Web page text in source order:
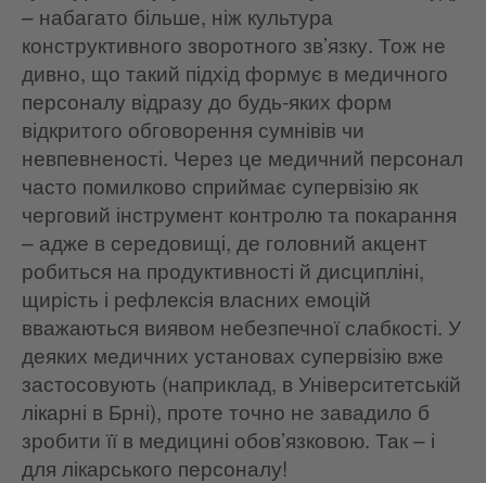
– набагато більше, ніж культура
конструктивного зворотного зв’язку. Тож не
дивно, що такий підхід формує в медичного
персоналу відразу до будь-яких форм
відкритого обговорення сумнівів чи
невпевненості. Через це медичний персонал
часто помилково сприймає супервізію як
черговий інструмент контролю та покарання
– адже в середовищі, де головний акцент
робиться на продуктивності й дисципліні,
щирість і рефлексія власних емоцій
вважаються виявом небезпечної слабкості. У
деяких медичних установах супервізію вже
застосовують (наприклад, в Університетській
лікарні в Брні), проте точно не завадило б
зробити її в медицині обов’язковою. Так – і
для лікарського персоналу!